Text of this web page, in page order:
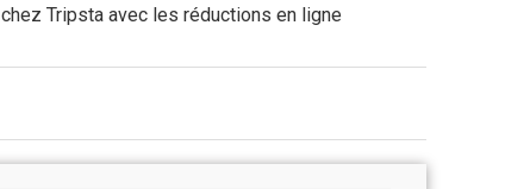
chez Tripsta avec les réductions en ligne